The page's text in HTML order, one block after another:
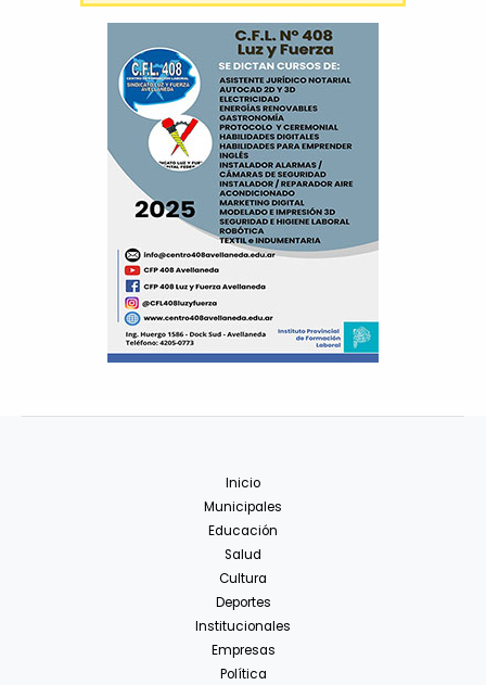
Inicio
Municipales
Educación
Salud
Cultura
Deportes
Institucionales
Empresas
Política